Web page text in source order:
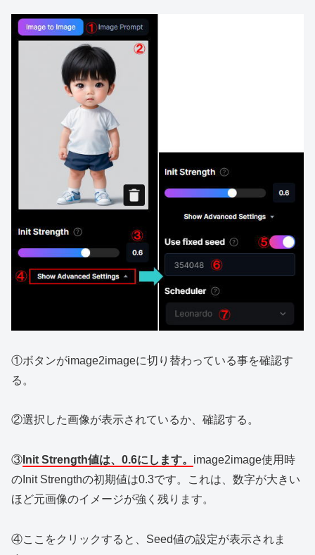
①ボタンがimage2imageに切り替わっている事を確認す
る。
②選択した画像が表示されているか、確認する。
③ Init Strength値は、0.6にします。 image2image使用時
のInit Strengthの初期値は0.3です。これは、数字が大きい
ほど元画像のイメージが強く残ります。
④ここをクリックすると、Seed値の設定が表示されま